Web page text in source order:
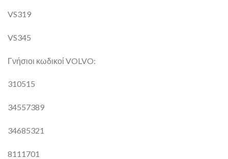
VS319
VS345
Γνήσιοι κωδικοί VOLVO:
310515
34557389
34685321
8111701